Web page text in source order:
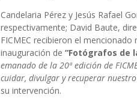
Candelaria Pérez y Jesús Rafael
respectivamente; David Baute,
FICMEC recibieron el
inauguración de “Fotógrafos de
emanado de la 20ª edición de
cuidar, divulgar y recuperar
su intervención.